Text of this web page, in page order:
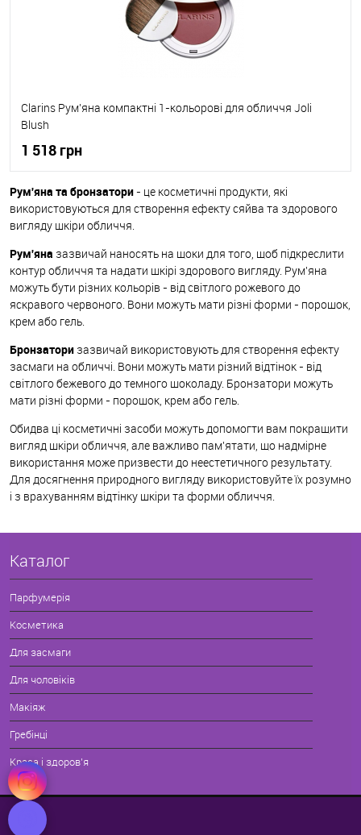
Clarins Рум'яна компактні 1-кольорові для обличчя Joli
Blush
1 518 грн
До кошика
Рум'яна та бронзатори- це косметичні продукти, які
використовуються для створення ефекту сяйва та здорового
вигляду шкіри обличчя.
Рум'яна зазвичай наносять на щоки для того, щоб підкреслити
контур обличчя та надати шкірі здорового вигляду. Рум'яна
можуть бути різних кольорів - від світлого рожевого до
яскравого червоного. Вони можуть мати різні форми - порошок,
крем або гель.
Бронзатори зазвичай використовують для створення ефекту
засмаги на обличчі. Вони можуть мати різний відтінок - від
світлого бежевого до темного шоколаду. Бронзатори можуть
мати різні форми - порошок, крем або гель.
Обидва ці косметичні засоби можуть допомогти вам покращити
вигляд шкіри обличчя, але важливо пам'ятати, що надмірне
використання може призвести до неестетичного результату.
Для досягнення природного вигляду використовуйте їх розумно
і з врахуванням відтінку шкіри та форми обличчя.
Каталог
Парфумерія
Косметика
Для засмаги
Для чоловіків
Макіяж
Гребінці
Краса і здоров'я